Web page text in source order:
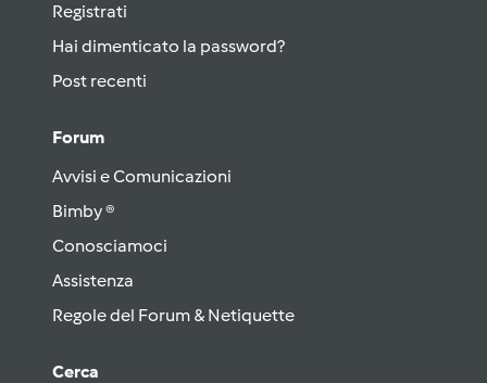
Registrati
Hai dimenticato la password?
Post recenti
Forum
Avvisi e Comunicazioni
Bimby ®
Conosciamoci
Assistenza
Regole del Forum & Netiquette
Cerca